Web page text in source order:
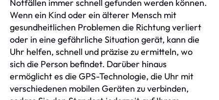
Notfällen immer schnell gefunden werden können.
Wenn ein Kind oder ein älterer Mensch mit
gesundheitlichen Problemen die Richtung verliert
oder in eine gefährliche Situation gerät, kann die
Uhr helfen, schnell und präzise zu ermitteln, wo
sich die Person befindet. Darüber hinaus
ermöglicht es die GPS-Technologie, die Uhr mit
verschiedenen mobilen Geräten zu verbinden,